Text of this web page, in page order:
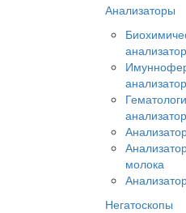
Анализаторы
молока
Негатоскопы